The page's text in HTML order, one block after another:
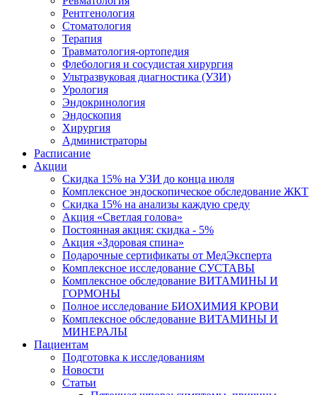
Рентгенология
Стоматология
Терапия
Травматология-ортопедия
Флебология и сосудистая хирургия
Ультразвуковая диагностика (УЗИ)
Урология
Эндокринология
Эндоскопия
Хирургия
Администраторы
Расписание
Акции
Скидка 15% на УЗИ до конца июля
Комплексное эндоскопическое обследование ЖКТ
Скидка 15% на анализы каждую среду
Акция «Светлая голова»
Постоянная акция: скидка - 5%
Акция «Здоровая спина»
Подарочные сертификаты от МедЭксперта
Комплексное исследование СУСТАВЫ
Комплексное обследование ВИТАМИНЫ И
ГОРМОНЫ
Полное исследование БИОХИМИЯ КРОВИ
Комплексное обследование ВИТАМИНЫ И
МИНЕРАЛЫ
Пациентам
Подготовка к исследованиям
Новости
Статьи